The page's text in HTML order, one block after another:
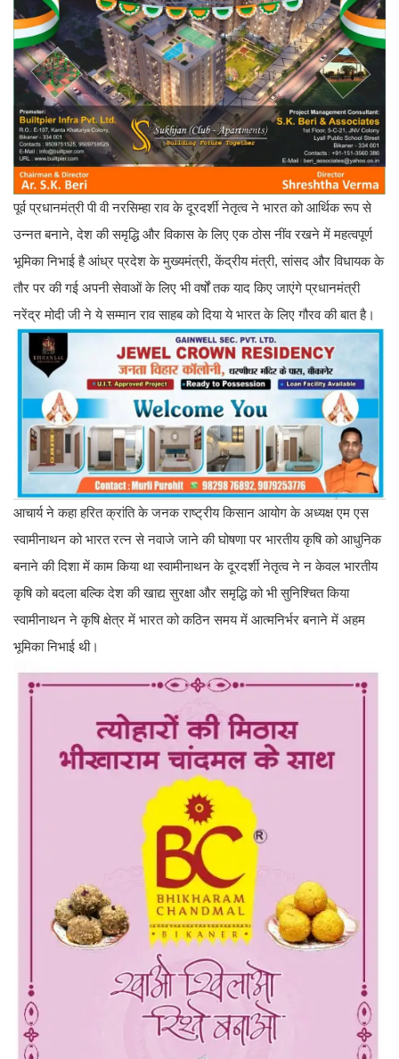
पूर्व प्रधानमंत्री पी वी नरसिम्हा राव के दूरदर्शी नेतृत्व ने भारत को आर्थिक रूप से
उन्नत बनाने, देश की समृद्धि और विकास के लिए एक ठोस नींव रखने में महत्वपूर्ण
भूमिका निभाई है आंध्र प्रदेश के मुख्यमंत्री, केंद्रीय मंत्री, सांसद और विधायक के
तौर पर की गई अपनी सेवाओं के लिए भी वर्षों तक याद किए जाएंगे प्रधानमंत्री
नरेंद्र मोदी जी ने ये सम्मान राव साहब को दिया ये भारत के लिए गौरव की बात है।
आचार्य ने कहा हरित क्रांति के जनक राष्ट्रीय किसान आयोग के अध्यक्ष एम एस
स्वामीनाथन को भारत रत्न से नवाजे जाने की घोषणा पर भारतीय कृषि को आधुनिक
बनाने की दिशा में काम किया था स्वामीनाथन के दूरदर्शी नेतृत्व ने न केवल भारतीय
कृषि को बदला बल्कि देश की खाद्य सुरक्षा और समृद्धि को भी सुनिश्चित किया
स्वामीनाथन ने कृषि क्षेत्र में भारत को कठिन समय में आत्मनिर्भर बनाने में अहम
भूमिका निभाई थी।